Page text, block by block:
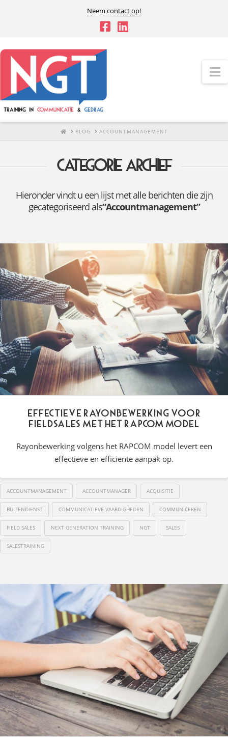
Neem contact op!
HOMEBLOG ACCOUNTMANAGEMENT
Categorie archief
Hieronder vindt u een lijst met alle berichten die zijn
gecategoriseerd als“Accountmanagement”
Effectieve rayonbewerking voor
Fieldsales met het RAPCOM model
Rayonbewerking volgens het RAPCOM model levert een
effectieve en efficiente aanpak op.
ACCOUNTMANAGEMENT ACCOUNTMANAGER ACQUISITIE
BUITENDIENST COMMUNICATIEVE VAARDIGHEDEN COMMUNICEREN
FIELD SALES NEXT GENERATION TRAINING NGT SALES
SALESTRAINING